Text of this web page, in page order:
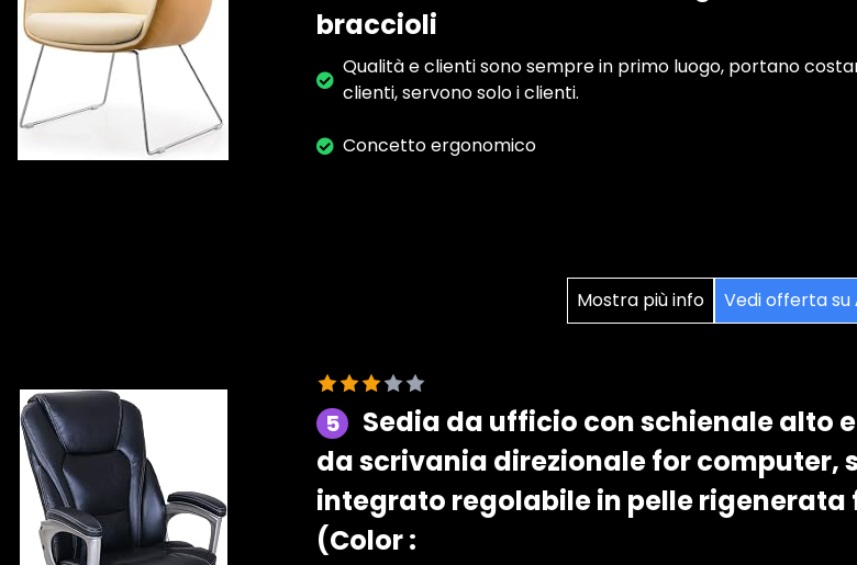
braccioli
Qualità e clienti sono sempre in primo luogo, portano
clienti, servono solo i clienti.
Concetto ergonomico
Mostra più info Vedi offerta su
5
Sedia da ufficio con schienale alto
da scrivania direzionale for computer,
integrato regolabile in pelle rigenerata
(Color :